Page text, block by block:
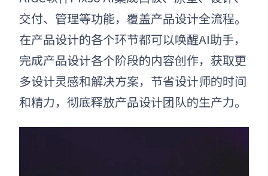
交付、管理等功能，覆盖产品设计全流程。
在产品设计的各个环节都可以唤醒AI助手，
完成产品设计各个阶段的内容创作，获取更
多设计灵感和解决方案，节省设计师的时间
和精力，彻底释放产品设计团队的生产力。